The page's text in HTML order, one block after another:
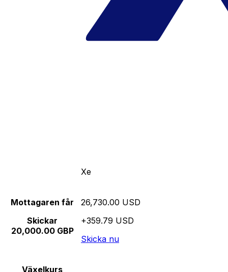
Xe
Mottagaren får
Skickar
20,000.00 GBP
26,730.00 USD
+359.79 USD
Skicka nu
Växelkurs